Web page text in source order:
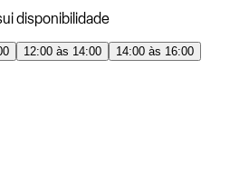
disponibilidade
12:00 às 14:00
14:00 às 16:00